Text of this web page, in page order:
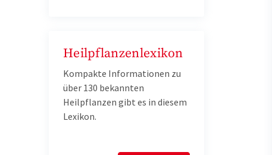
Heilpflanzenlexikon
Kompakte Informationen zu
über 130 bekannten
Heilpflanzen gibt es in diesem
Lexikon.